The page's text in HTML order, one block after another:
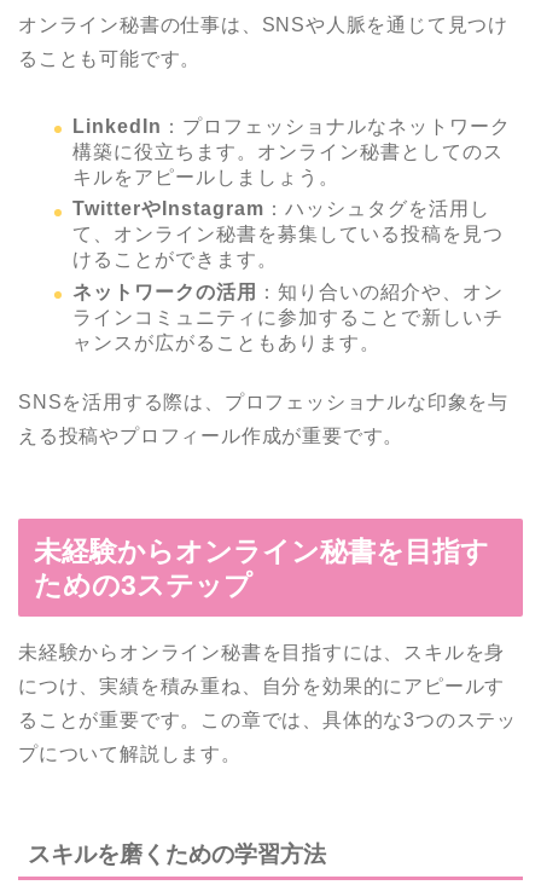
オンライン秘書の仕事は、SNSや人脈を通じて見つけ
ることも可能です。
LinkedIn ：プロフェッショナルなネットワーク
構築に役立ちます。オンライン秘書としてのス
キルをアピールしましょう。
TwitterやInstagram ：ハッシュタグを活用し
て、オンライン秘書を募集している投稿を見つ
けることができます。
ネットワークの活用
：知り合いの紹介や、オン
ラインコミュニティに参加することで新しいチ
ャンスが広がることもあります。
SNSを活用する際は、プロフェッショナルな印象を与
える投稿やプロフィール作成が重要です。
未経験からオンライン秘書を目指す
ための3ステップ
未経験からオンライン秘書を目指すには、スキルを身
につけ、実績を積み重ね、自分を効果的にアピールす
ることが重要です。この章では、具体的な3つのステッ
プについて解説します。
スキルを磨くための学習方法